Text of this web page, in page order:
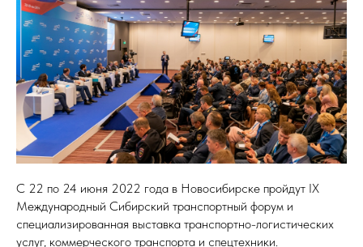
С 22 по 24 июня 2022 года в Новосибирске пройдут IX
Международный Сибирский транспортный форум и
специализированная выставка транспортно-логистических
услуг, коммерческого транспорта и спецтехники.